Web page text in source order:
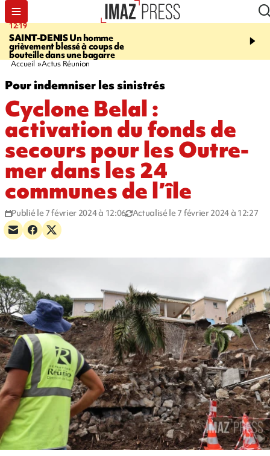
12:19
SAINT-DENISUn homme
grièvement blessé à coups de
bouteille dans une bagarre
20:01
A RETENIR CE SOIR
travail, bagarre à la
Accueil Actus Réunion
Pour indemniser les sinistrés
Cyclone Belal :
activation du fonds de
secours pour les Outre-
mer dans les 24
communes de l’île
Publié le 7 février 2024 à 12:06 Actualisé le 7 février 2024 à 12:27